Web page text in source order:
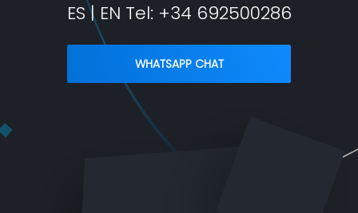
ES | EN Tel: +34 692500286
WHATSAPP CHAT